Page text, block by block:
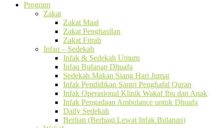
Program
Zakat
Zakat Maal
Zakat Penghasilan
Zakat Fitrah
Infaq – Sedekah
Infak & Sedekah Umum
Infaq Bulanan Dhuafa
Sedekah Makan Siang Hari Jumat
Infak Pendidikan Santri Penghafal Quran
Infak Operasional Klinik Wakaf Ibu dan Anak
Infak Pengadaan Ambulance untuk Dhuafa
Daily Sedekah
Berlian (Berbagi Lewat Infak Bulanan)